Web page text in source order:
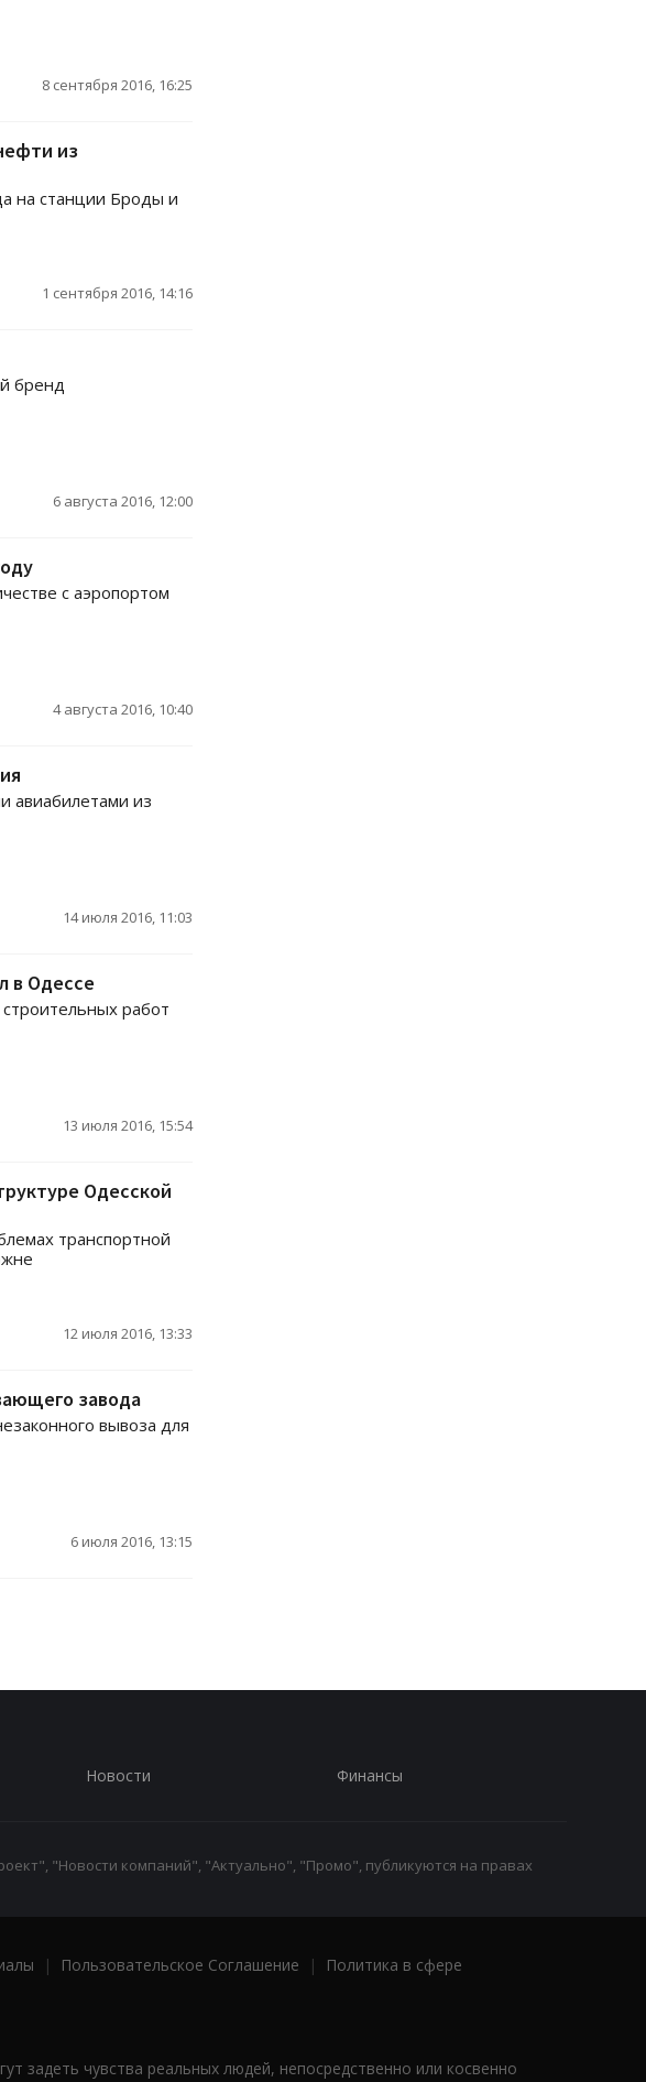
8 сентября 2016, 16:25
из
на станции Броды и
1 сентября 2016, 14:16
бренд
6 августа 2016, 12:00
с аэропортом
4 августа 2016, 10:40
авиабилетами из
14 июля 2016, 11:03
в Одессе
работ
13 июля 2016, 15:54
Одесской
транспортной
12 июля 2016, 13:33
завода
вывоза для
6 июля 2016, 13:15
Новости Финансы
"Новости компаний", "Актуально", "Промо", публикуются на правах
| Пользовательское Соглашение |
Политика в сфере
чувства реальных людей, непосредственно или косвенно